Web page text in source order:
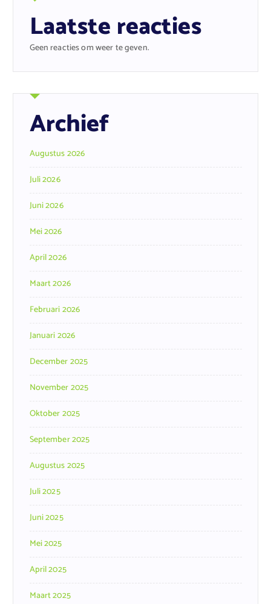
Laatste reacties
Geen reacties om weer te geven.
Archief
Augustus 2026
Juli 2026
Juni 2026
Mei 2026
April 2026
Maart 2026
Februari 2026
Januari 2026
December 2025
November 2025
Oktober 2025
September 2025
Augustus 2025
Juli 2025
Juni 2025
Mei 2025
April 2025
Maart 2025